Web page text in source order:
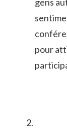
pour